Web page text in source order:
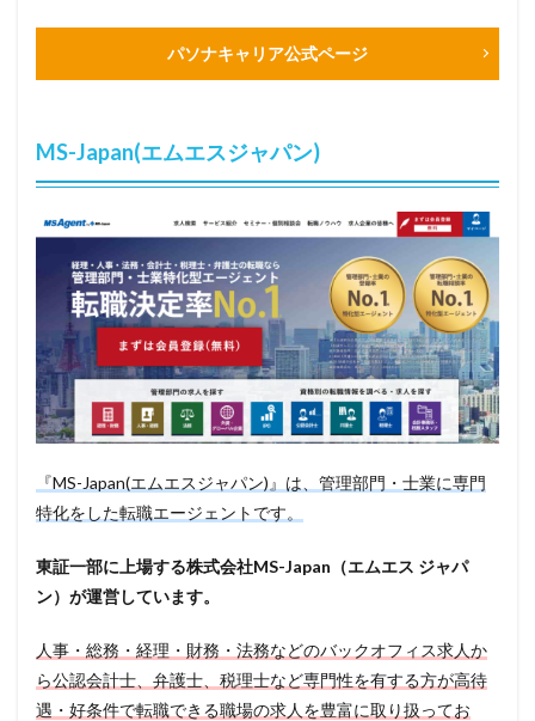
パソナキャリア公式ページ
MS-Japan(エムエスジャパン)
『MS-Japan(エムエスジャパン)』は、管理部門・士業に専門
特化をした転職エージェントです。
東証一部に上場する株式会社MS-Japan（エムエス ジャパ
ン）が運営しています。
人事・総務・経理・財務・法務などのバックオフィス求人か
ら公認会計士、弁護士、税理士など専門性を有する方が高待
遇・好条件で転職できる職場の求人を豊富に取り扱ってお